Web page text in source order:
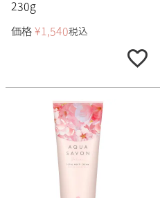
230g
価格 ¥1,540税込